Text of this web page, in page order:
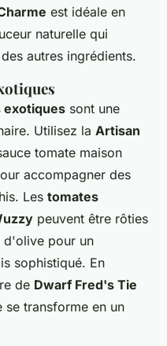
est idéale en
naturelle qui
autres ingrédients.
exotiques sont une
Utilisez la Artisan
tomate maison
accompagner des
Les tomates
peuvent être rôties
d'olive pour un
sophistiqué. En
de Dwarf Fred's Tie
se transforme en un